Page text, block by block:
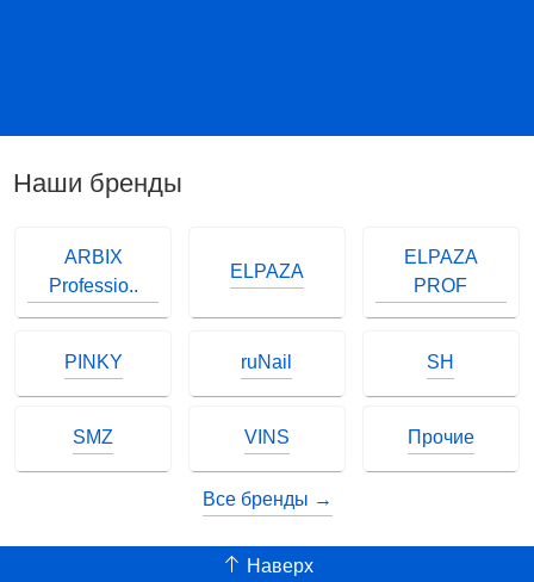
Наши бренды
ARBIX
Professio..
ELPAZA
ELPAZA
PROF
PINKY ruNail SH
SMZ VINS Прочие
Все бренды →
Наверх